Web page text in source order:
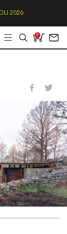
2026
0